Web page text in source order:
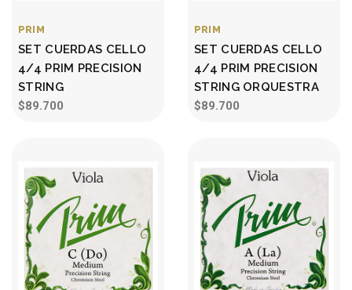
PRIM
SET CUERDAS CELLO
4/4 PRIM PRECISION
STRING
$89.700
PRIM
SET CUERDAS CELLO
4/4 PRIM PRECISION
STRING ORQUESTRA
$89.700